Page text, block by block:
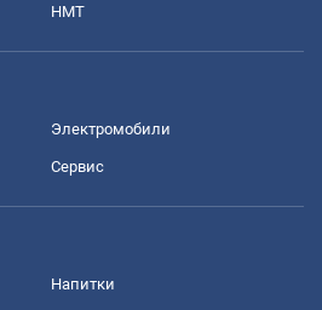
НМТ
Электромобили
Сервис
Напитки